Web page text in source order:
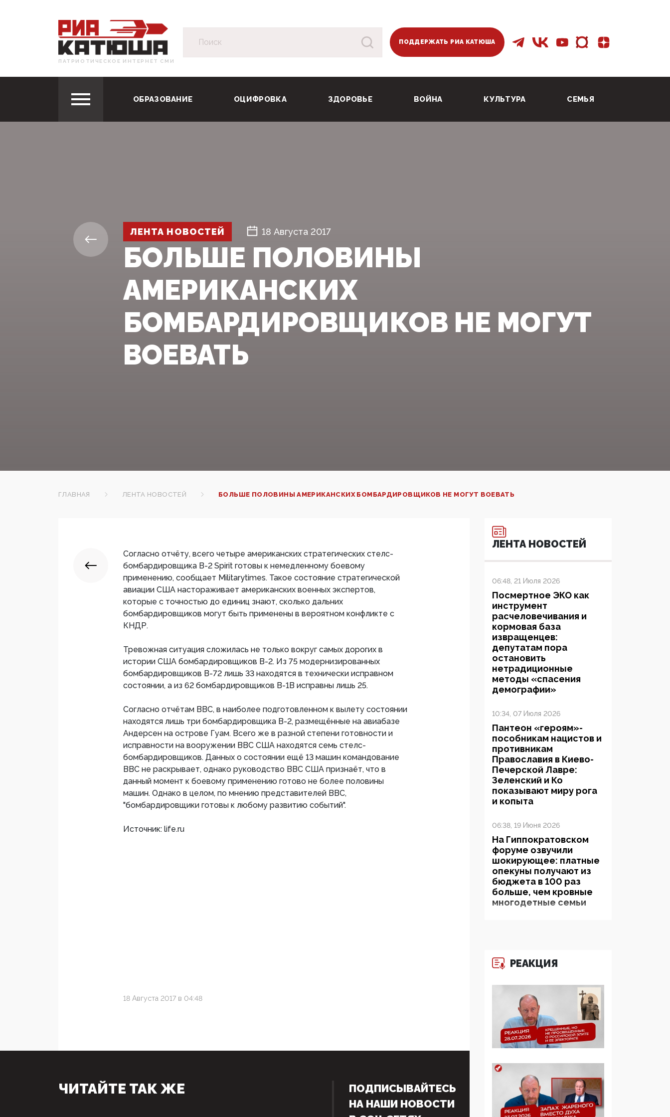
ПАТРИОТИЧЕСКОЕ ИНТЕРНЕТ СМИ
ПОДДЕРЖАТЬ РИА КАТЮША
ОБРАЗОВАНИЕ ОЦИФРОВКА ЗДОРОВЬЕ ВОЙНА КУЛЬТУРА СЕМЬЯ
ЛЕНТА НОВОСТЕЙ 18 Августа 2017
БОЛЬШЕ ПОЛОВИНЫ
АМЕРИКАНСКИХ
БОМБАРДИРОВЩИКОВ НЕ МОГУТ
ВОЕВАТЬ
ГЛАВНАЯ ЛЕНТА НОВОСТЕЙ БОЛЬШЕ ПОЛОВИНЫ АМЕРИКАНСКИХ БОМБАРДИРОВЩИКОВ НЕ МОГУТ ВОЕВАТЬ
Согласно отчёту, всего четыре американских стратегических стелс-
бомбардировщика В-2 Spirit готовы к немедленному боевому
применению, сообщает Militarytimes. Такое состояние стратегической
авиации США настораживает американских военных экспертов,
которые с точностью до единиц знают, сколько дальних
бомбардировщиков могут быть применены в вероятном конфликте с
КНДР.
Тревожная ситуация сложилась не только вокруг самых дорогих в
истории США бомбардировщиков В-2. Из 75 модернизированных
бомбардировщиков В-72 лишь 33 находятся в технически исправном
состоянии, а из 62 бомбардировщиков В-1В исправны лишь 25.
Согласно отчётам ВВС, в наиболее подготовленном к вылету состоянии
находятся лишь три бомбардировщика В-2, размещённые на авиабазе
Андерсен на острове Гуам. Всего же в разной степени готовности и
исправности на вооружении ВВС США находятся семь стелс-
бомбардировщиков. Данных о состоянии ещё 13 машин командование
ВВС не раскрывает, однако руководство ВВС США признаёт, что в
данный момент к боевому применению готово не более половины
машин. Однако в целом, по мнению представителей ВВС,
"бомбардировщики готовы к любому развитию событий".
Источник: life.ru
18 Августа 2017 в 04:48
ЛЕНТА НОВОСТЕЙ
06:48, 21 Июля 2026
Посмертное ЭКО как
инструмент
расчеловечивания и
кормовая база
извращенцев:
депутатам пора
остановить
нетрадиционные
методы «спасения
демографии»
10:34, 07 Июля 2026
Пантеон «героям»-
пособникам нацистов и
противникам
Православия в Киево-
Печерской Лавре:
Зеленский и Ко
показывают миру рога
и копыта
06:38, 19 Июня 2026
На Гиппократовском
форуме озвучили
шокирующее: платные
опекуны получают из
бюджета в 100 раз
больше, чем кровные
многодетные семьи
редакцией Медведева:
суверенитет,
традиционные
ценности и немного
двоемыслия
11:53, 09 Июня 2026
Прокуратура наконец
экстремистскую
деятельность ИИТО
ЮНЕСКО в России, но
цифроглобалисты
продолжают
РЕАКЦИЯ
ЧИТАЙТЕ ТАК ЖЕ
ПОДПИСЫВАЙТЕСЬ
НА НАШИ НОВОСТИ